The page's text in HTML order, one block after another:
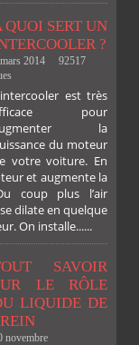
QUOI SERT UN
?
2014
92517
est très
pour
la
du moteur
votre voiture. En
et augmente la
coup plus l’air
dilate en quelque
On installe......
SAVOIR
LE RÔLE
LIQUIDE DE
novembre